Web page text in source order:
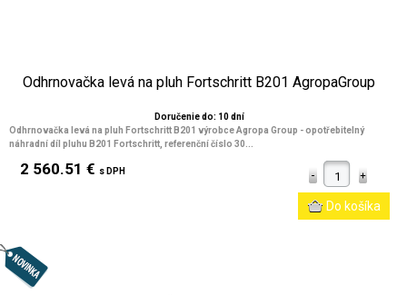
Odhrnovačka levá na pluh Fortschritt B201 AgropaGroup
Doručenie do: 10 dní
Odhrnovačka levá na pluh Fortschritt B201 výrobce Agropa Group - opotřebitelný
náhradní díl pluhu B201 Fortschritt, referenční číslo 30...
2 560.51 € s DPH